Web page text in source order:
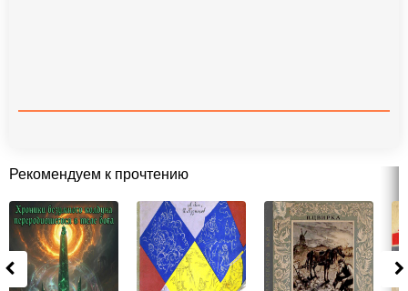
Рекомендуем к прочтению